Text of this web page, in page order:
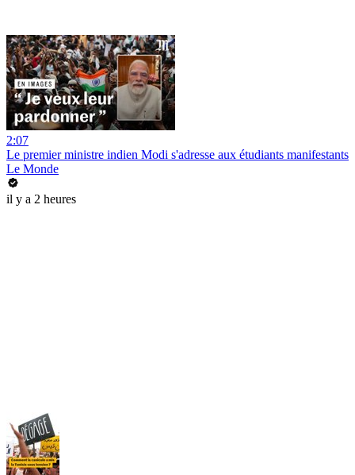
2:07
Le premier ministre indien Modi s'adresse aux étudiants manifestants
Le Monde
il y a 2 heures